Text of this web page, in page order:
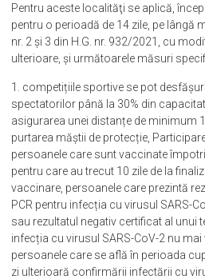
Pentru aceste localităţi se aplică,
pentru o perioadă de 14 zile, pe lângă
nr. 2 și 3 din H.G. nr. 932/2021, cu
ulterioare, și următoarele măsuri
1. competițiile sportive se pot
spectatorilor până la 30% din
asigurarea unei distanțe de minimum
purtarea măștii de protecție,
persoanele care sunt vaccinate
pentru care au trecut 10 zile de la
vaccinare, persoanele care prezintă
PCR pentru infecția cu virusul SARS-
sau rezultatul negativ certificat al unui
infecția cu virusul SARS-CoV-2 nu
persoanele care se află în perioada
zi ulterioară confirmării infectării cu